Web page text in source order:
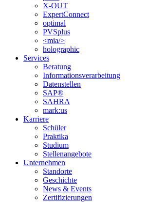
X-OUT
ExpertConnect
optimal
PVSplus
<mia/>
holographic
Services
Beratung
Informations­verarbeitung
Datenstellen
SAP®
SAHRA
mark:us
Karriere
Schüler
Praktika
Studium
Stellenangebote
Unternehmen
Standorte
Geschichte
News & Events
Zertifizierungen